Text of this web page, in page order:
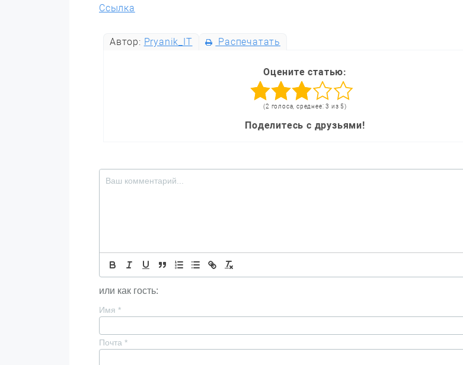
Ссылка
Автор: Pryanik_IT Распечатать
Оцените статью:
(2 голоса, среднее: 3 из 5)
Поделитесь с друзьями!
или как гость:
Имя *
Почта *